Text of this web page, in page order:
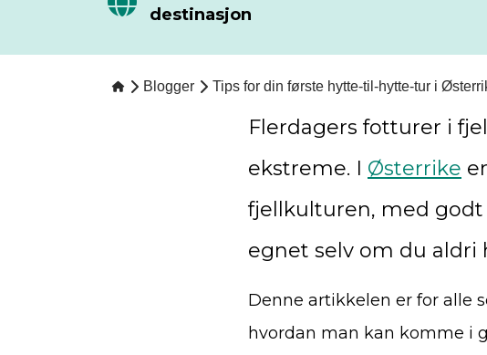
destinasjon
Blogger Tips for din første hytte-til-hytte-tur i
Flerdagers fotturer i
ekstreme. I Østerrike
fjellkulturen, med
egnet selv om du aldri
Denne artikkelen er for alle
hvordan man kan komme i